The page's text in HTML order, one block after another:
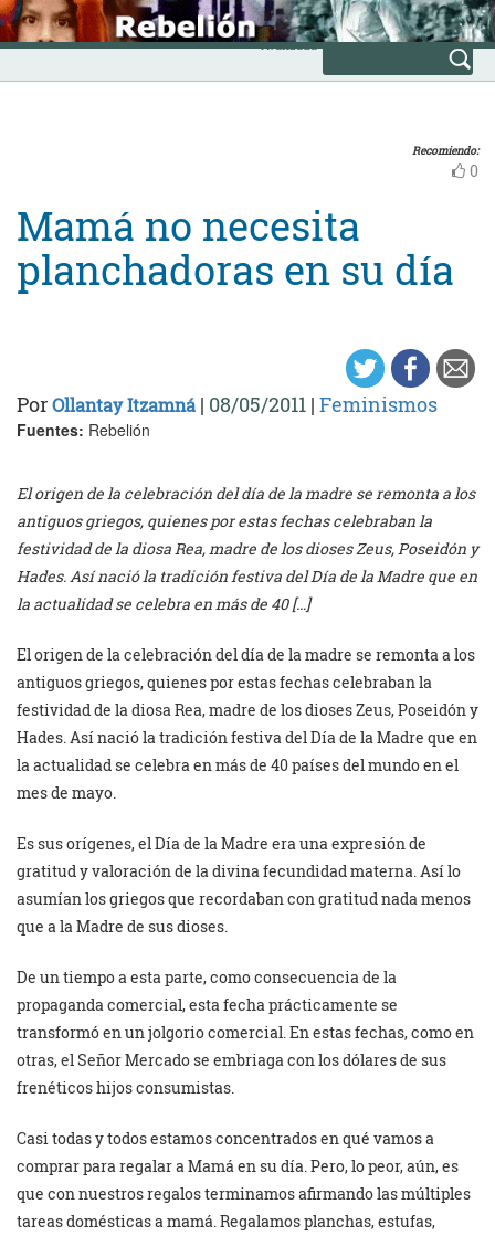
Skip
to
content
INICIO
Avanzada
Recomiendo:
0
Mamá no necesita
planchadoras en su día
PorOllantay Itzamná | 08/05/2011 | Feminismos
Fuentes: Rebelión
El origen de la celebración del día de la madre se remonta a los
antiguos griegos, quienes por estas fechas celebraban la
festividad de la diosa Rea, madre de los dioses Zeus, Poseidón y
Hades. Así nació la tradición festiva del Día de la Madre que en
la actualidad se celebra en más de 40 […]
El origen de la celebración del día de la madre se remonta a los
antiguos griegos, quienes por estas fechas celebraban la
festividad de la diosa Rea, madre de los dioses Zeus, Poseidón y
Hades. Así nació la tradición festiva del Día de la Madre que en
la actualidad se celebra en más de 40 países del mundo en el
mes de mayo.
Es sus orígenes, el Día de la Madre era una expresión de
gratitud y valoración de la divina fecundidad materna. Así lo
asumían los griegos que recordaban con gratitud nada menos
que a la Madre de sus dioses.
De un tiempo a esta parte, como consecuencia de la
propaganda comercial, esta fecha prácticamente se
transformó en un jolgorio comercial. En estas fechas, como en
otras, el Señor Mercado se embriaga con los dólares de sus
frenéticos hijos consumistas.
Casi todas y todos estamos concentrados en qué vamos a
comprar para regalar a Mamá en su día. Pero, lo peor, aún, es
que con nuestros regalos terminamos afirmando las múltiples
tareas domésticas a mamá. Regalamos planchas, estufas,